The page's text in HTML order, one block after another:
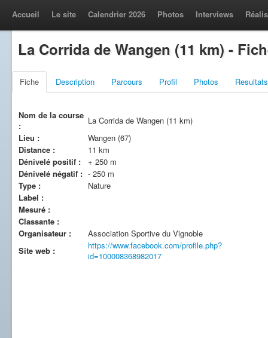
Accueil Le site Calendrier 2026 Photos Interviews
La Corrida de Wangen (11 km) -
Fiche Description Parcours Profil Photos Resultats
Nom de la course
:
La Corrida de Wangen (11 km)
Lieu :
Wangen (67)
Distance :
11 km
Dénivelé positif :
+ 250 m
Dénivelé négatif : - 250 m
Type :
Nature
Label :
Mesuré :
Classante :
Organisateur :
Association Sportive du Vignoble
Site web :
https://www.facebook.com/profile.php?
id=100008368982017